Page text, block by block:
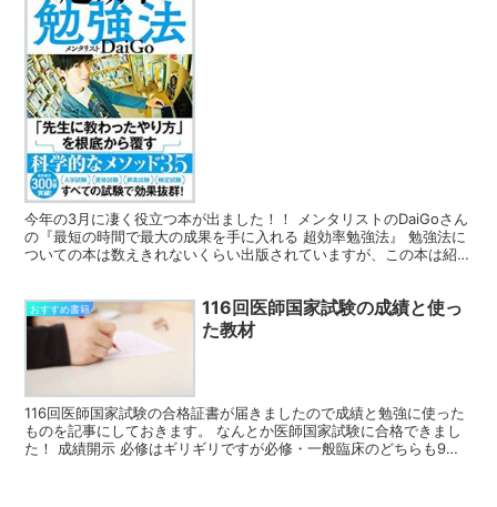
今年の3月に凄く役立つ本が出ました！！ メンタリストのDaiGoさん
の『最短の時間で最大の成果を手に入れる 超効率勉強法』 勉強法に
ついての本は数えきれないくらい出版されていますが、この本は紹介
おすすめ書籍
116回医師国家試験の成績と使っ
た教材
116回医師国家試験の合格証書が届きましたので成績と勉強に使った
ものを記事にしておきます。 なんとか医師国家試験に合格できまし
た！ 成績開示 必修はギリギリですが必修・一般臨床のどちらも9割